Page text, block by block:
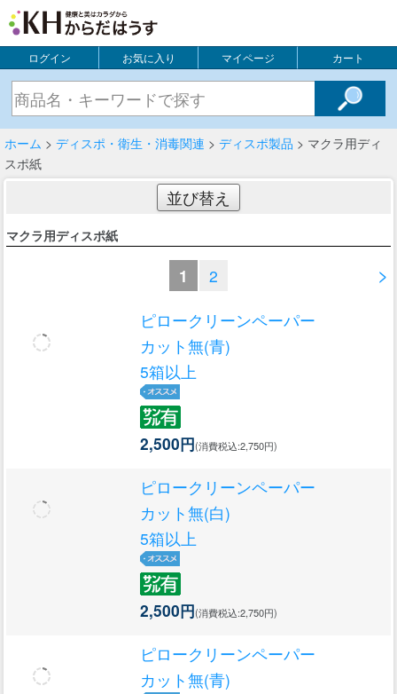
ログイン お気に入り マイページ カート
ホーム > ディスポ・衛生・消毒関連 > ディスポ製品 > マクラ用ディ
スポ紙
並び替え
マクラ用ディスポ紙
>
1 2
ピロークリーンペーパー
カット無(青)
5箱以上
2,500円(消費税込:2,750円)
ピロークリーンペーパー
カット無(白)
5箱以上
2,500円(消費税込:2,750円)
ピロークリーンペーパー
カット無(青)